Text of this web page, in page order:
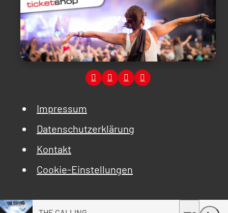
Impressum
Datenschutzerklärung
Kontakt
Cookie-Einstellungen